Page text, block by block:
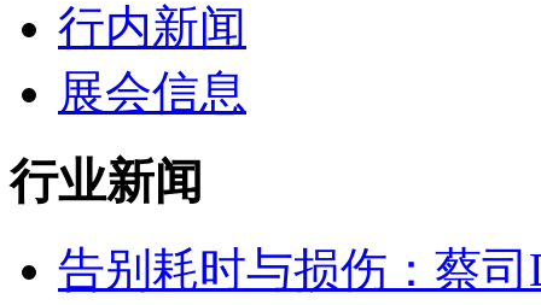
行内新闻
展会信息
行业新闻
告别耗时与损伤：蔡司